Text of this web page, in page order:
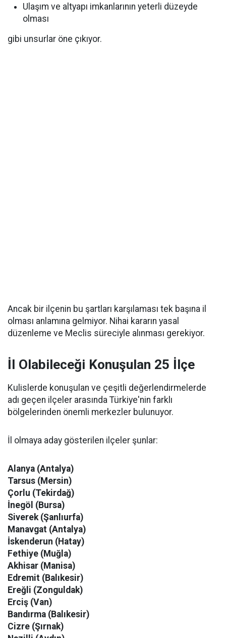
Ulaşım ve altyapı imkanlarının yeterli düzeyde
olması
gibi unsurlar öne çıkıyor.
Ancak bir ilçenin bu şartları karşılaması tek başına il
olması anlamına gelmiyor. Nihai kararın yasal
düzenleme ve Meclis süreciyle alınması gerekiyor.
İl Olabileceği Konuşulan 25 İlçe
Kulislerde konuşulan ve çeşitli değerlendirmelerde
adı geçen ilçeler arasında Türkiye'nin farklı
bölgelerinden önemli merkezler bulunuyor.
İl olmaya aday gösterilen ilçeler şunlar:
Alanya (Antalya)
Tarsus (Mersin)
Çorlu (Tekirdağ)
İnegöl (Bursa)
Siverek (Şanlıurfa)
Manavgat (Antalya)
İskenderun (Hatay)
Fethiye (Muğla)
Akhisar (Manisa)
Edremit (Balıkesir)
Ereğli (Zonguldak)
Erciş (Van)
Bandırma (Balıkesir)
Cizre (Şırnak)